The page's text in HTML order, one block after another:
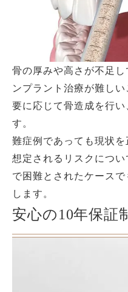
骨の厚みや高さが不足
ンプラント治療が難し
要に応じて骨造成を行
す。
難症例であっても現状
想定されるリスクにつ
で困難とされたケース
します。
安心の10年保証